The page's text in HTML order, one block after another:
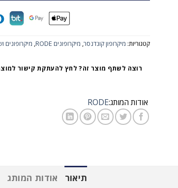
קטגוריות: מיקרופון קונדנסר, מיקרופונים RODE , מיקרופונים
רוצה לשתף מוצר זה? לחץ להעתקת קישור
אודות המותג:RODE
תיאור אודות המותג